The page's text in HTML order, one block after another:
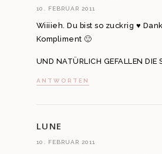
10. FEBRUAR 2011
Wiiiieh. Du bist so zuckrig ♥
Kompliment 🙂
UND NATÜRLICH GEFALLEN DIE
ANTWORTEN
LUNE
10. FEBRUAR 2011